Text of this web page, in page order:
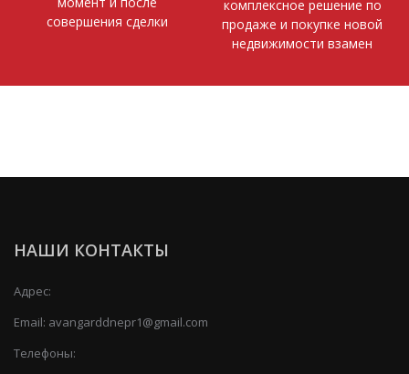
совершения сделки
комплексное решение по
продаже и покупке новой
недвижимости взамен
НАШИ КОНТАКТЫ
Адрес:
Email: avangarddnepr1@gmail.com
Телефоны: